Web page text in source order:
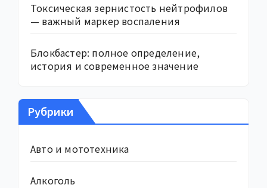
Токсическая зернистость нейтрофилов
— важный маркер воспаления
Блокбастер: полное определение,
история и современное значение
Рубрики
Авто и мототехника
Алкоголь